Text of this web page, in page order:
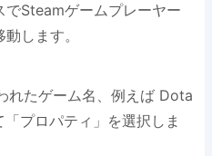
でSteamゲームプレーヤー
します。
れたゲーム名、例えば Dota
プロパティ」を選択しま